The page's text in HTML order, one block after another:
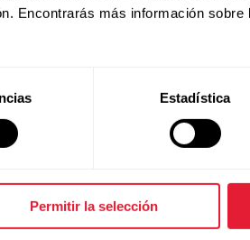
Encontrarás más información sobre
Estadística
Permitir la selección